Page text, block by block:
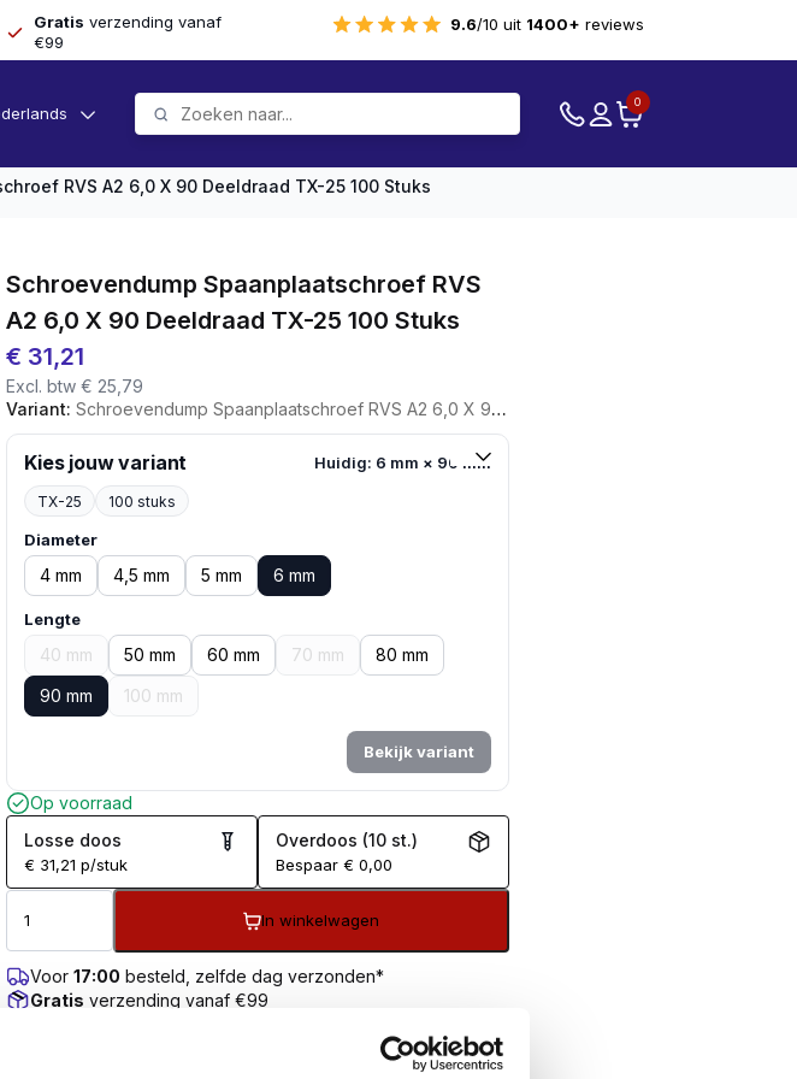
Gratis verzending vanaf
€99
9.6/10 uit 1400+ reviews
0
RVS A2 6,0 X 90 Deeldraad TX-25 100 Stuks
Schroevendump Spaanplaatschroef RVS
A2 6,0 X 90 Deeldraad TX-25 100 Stuks
€ 31,21
Excl. btw € 25,79
Variant: Schroevendump Spaanplaatschroef RVS A2 6,0 X 90 Deeldraad TX-25 100 Stuks
Kies jouw variant Huidig: 6 mm × 90 mm
TX-25 100 stuks
Diameter
4 mm 4,5 mm 5 mm 6 mm
Lengte
40 mm 50 mm 60 mm 70 mm
80 mm
90 mm
100 mm
Bekijk variant
Op voorraad
Losse doos
€ 31,21 p/stuk
Overdoos (10 st.)
Bespaar € 0,00
In winkelwagen
Voor 17:00 besteld, zelfde dag verzonden*
Gratis verzending vanaf €99